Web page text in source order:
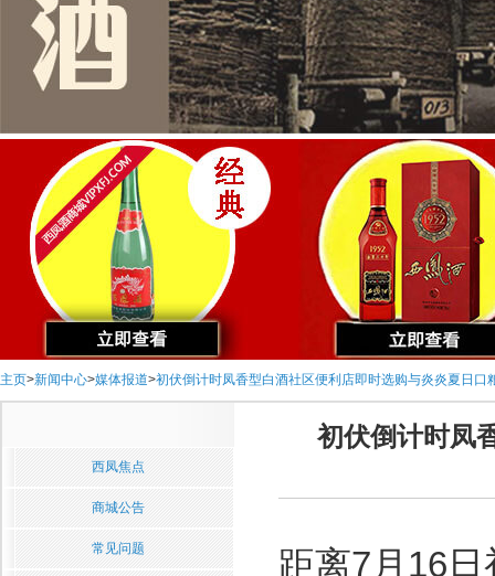
主页>新闻中心>媒体报道>初伏倒计时凤香型白酒社区便利店即时选购与炎炎夏日口
西凤焦点
商城公告
常见问题
初伏倒计时凤
距离7月16